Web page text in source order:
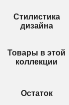
Стилистика
дизайна
Товары в этой
коллекции
Остаток